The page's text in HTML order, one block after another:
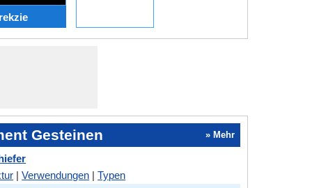
Gesteinen » Mehr
|Verwendungen |Typen